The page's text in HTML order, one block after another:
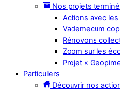
Nos projets
Actions avec les
Vademecum
Rénovons
Zoom sur les
Projet «
Particuliers
Découvrir nos